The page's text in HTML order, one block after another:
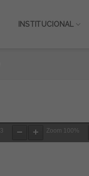
INSTITUCIONAL
3 Zoom 100%